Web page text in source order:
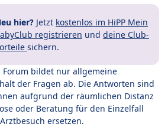
hier? Jetzt kostenlos im HiPP Mein
registrieren und deine Club-
sichern.
Forum bildet nur allgemeine
der Fragen ab. Die Antworten sind
aufgrund der räumlichen Distanz
oder Beratung für den Einzelfall
ersetzen.